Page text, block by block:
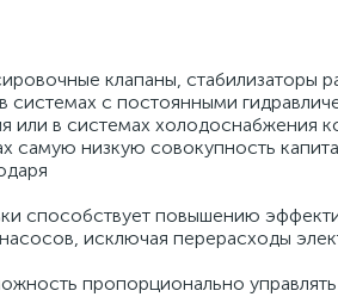
клапаны, стабилизаторы
системах с постоянными
или в системах холодоснабжения
низкую совокупность
способствует повышению
исключая перерасходы
пропорционально